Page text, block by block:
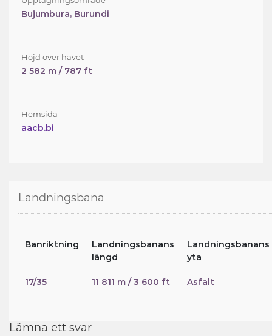
Bujumbura, Burundi
Höjd över havet
2 582 m / 787 ft
Hemsida
aacb.bi
Landningsbana
Banriktning
Landningsbanans
längd
Landningsbanans
yta
17/35 11 811 m / 3 600 ft Asfalt
Lämna ett svar